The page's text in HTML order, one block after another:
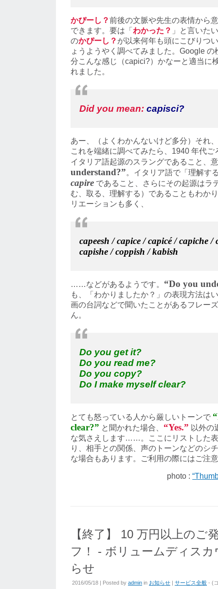
かぴーし？前後の文脈や先生の表情から
できます。要は「 わかった？ 」と言いた
のかぴーし？ が以来何年も頭にこびりつ
ょうようやく調べてみました。Google
分こんな感じ（capici?）かなーと適当に
れました。
Did you mean: capisci?
あー、（よくわかんないけど多分）それ
これを端緒に調べてみたら、1940 年代
イタリア語起源のスラングであること、
understand?”。イタリア語で「理解す
capire であること、さらにその起源はラ
む、取る、理解する）であることもわか
リエーションも多く、
capeesh /capice/capicé/capiche/
capishe/coppish /kabish
……などがあるようです。 “Do you
も、「わかりましたか？」の表現方法は
画の台詞などで聞いたことがあるフレー
ん。
Do you get it?
Do you read me?
Do you copy?
Do I make myself clear?
とても怒っている人から厳しいトーンで
clear?” と聞かれた場合、 “Yes.” 以外の
な気さえします……。ここにリストした
り、相手との関係、声のトーンなどのシ
な場合もあります。ご利用の際にはご注
photo :
【終了】 10 万円以上のご
フ！ - ボリュームディス
らせ
2016/05/18 | Posted by admin in お知らせ | サービス全般 - (